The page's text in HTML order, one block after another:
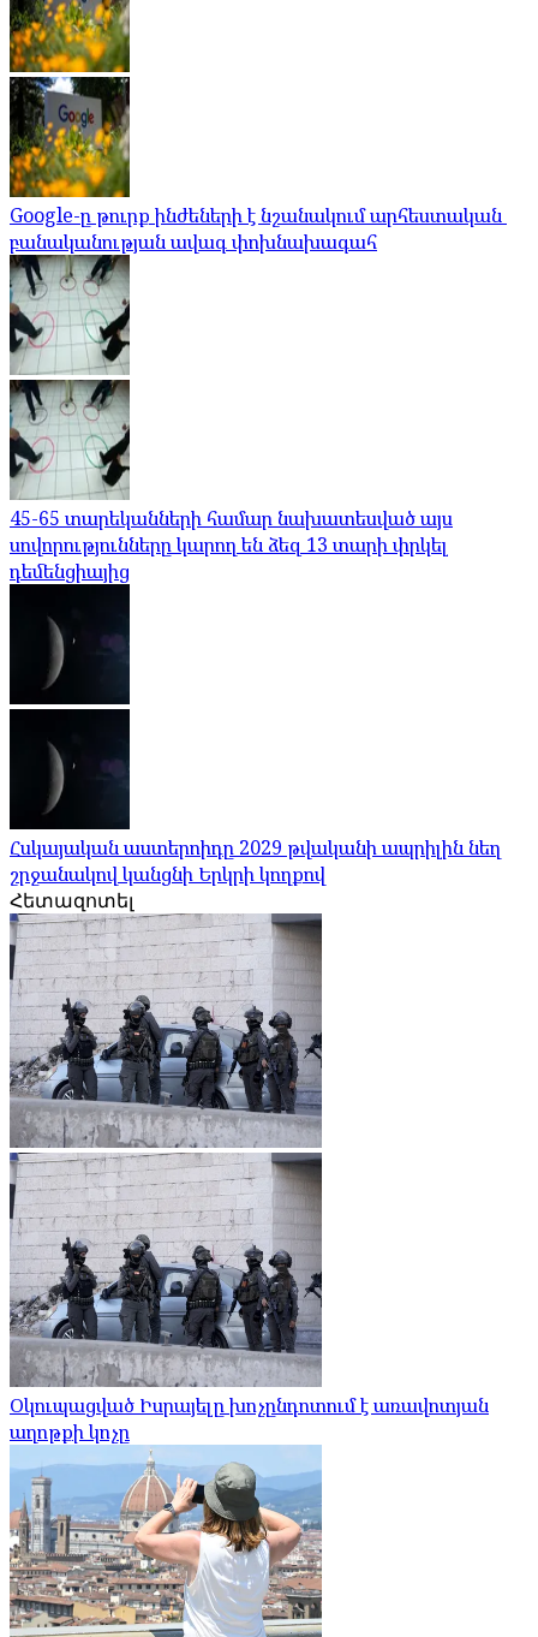
Google-ը թուրք ինժեների է նշանակում արհեստական ​​
բանականության ավագ փոխնախագահ
45-65 տարեկանների համար նախատեսված այս
սովորությունները կարող են ձեզ 13 տարի փրկել
դեմենցիայից
Հսկայական աստերոիդը 2029 թվականի ապրիլին նեղ
շրջանակով կանցնի Երկրի կողքով
Հետազոտել
Օկուպացված Իսրայելը խոչընդոտում է առավոտյան
աղոթքի կոչը